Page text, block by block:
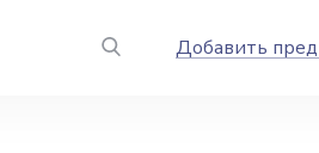
Добавить